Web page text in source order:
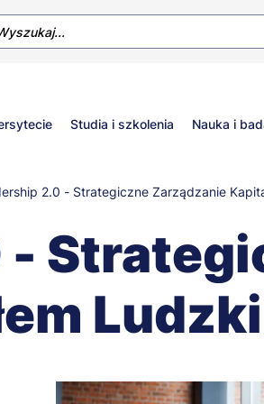
Studia i szkolenia Nauka i
2.0 - Strategiczne Zarządzanie
-